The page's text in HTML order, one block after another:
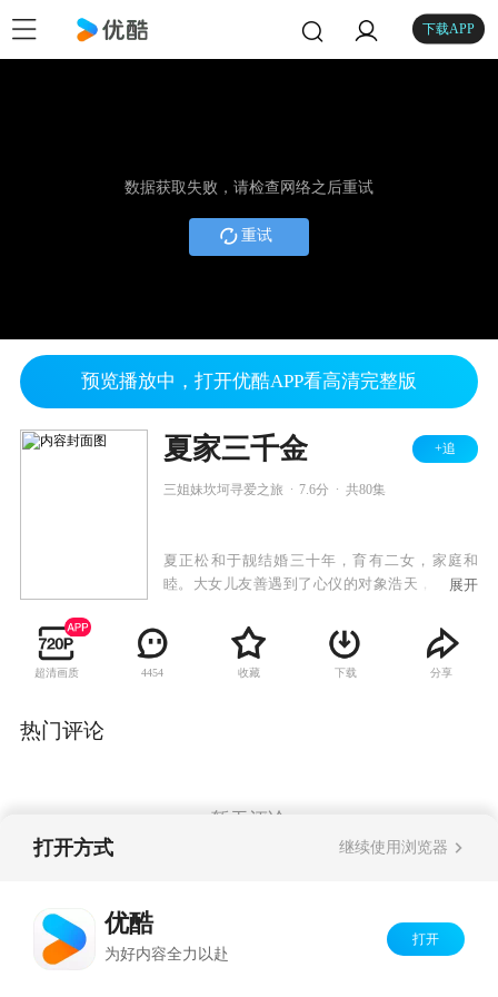
下载APP
数据获取失败，请检查网络之后重试
重试
预览播放中，打开优酷APP看高清完整版
夏家三千金 +追
三姐妹坎坷寻爱之旅 7.6分 共80集
夏正松和于靓结婚三十年，育有二女，家庭和
睦。大女儿友善遇到了心仪的对象浩天，但对方
入他人情感关系，而友善却希望有追求真爱的自
由，父女之间产生冲突。与此同时，小女儿天美
的爱情也遭遇到困境。身为父亲的正松一边抚慰
展开
超清画质 4454 收藏 下载 分享
热门评论
暂无评论
打开方式 继续使用浏览器
优酷
为好内容全力以赴
打开